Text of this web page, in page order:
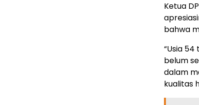
Ketua
bahwa
“Usia
belum
dalam
kualitas